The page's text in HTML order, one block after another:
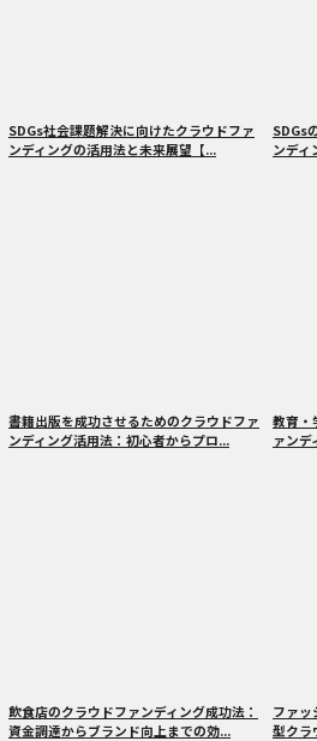
SDGs社会課題解決に向けたクラウドファ
ンディングの活用法と未来展望【...
SDGs
ンディ
書籍出版を成功させるためのクラウドファ
ンディング活用法：初心者からプロ...
教育・
ァン
飲食店のクラウドファンディング成功法：
資金調達からブランド向上までの効...
ファッ
型クラ